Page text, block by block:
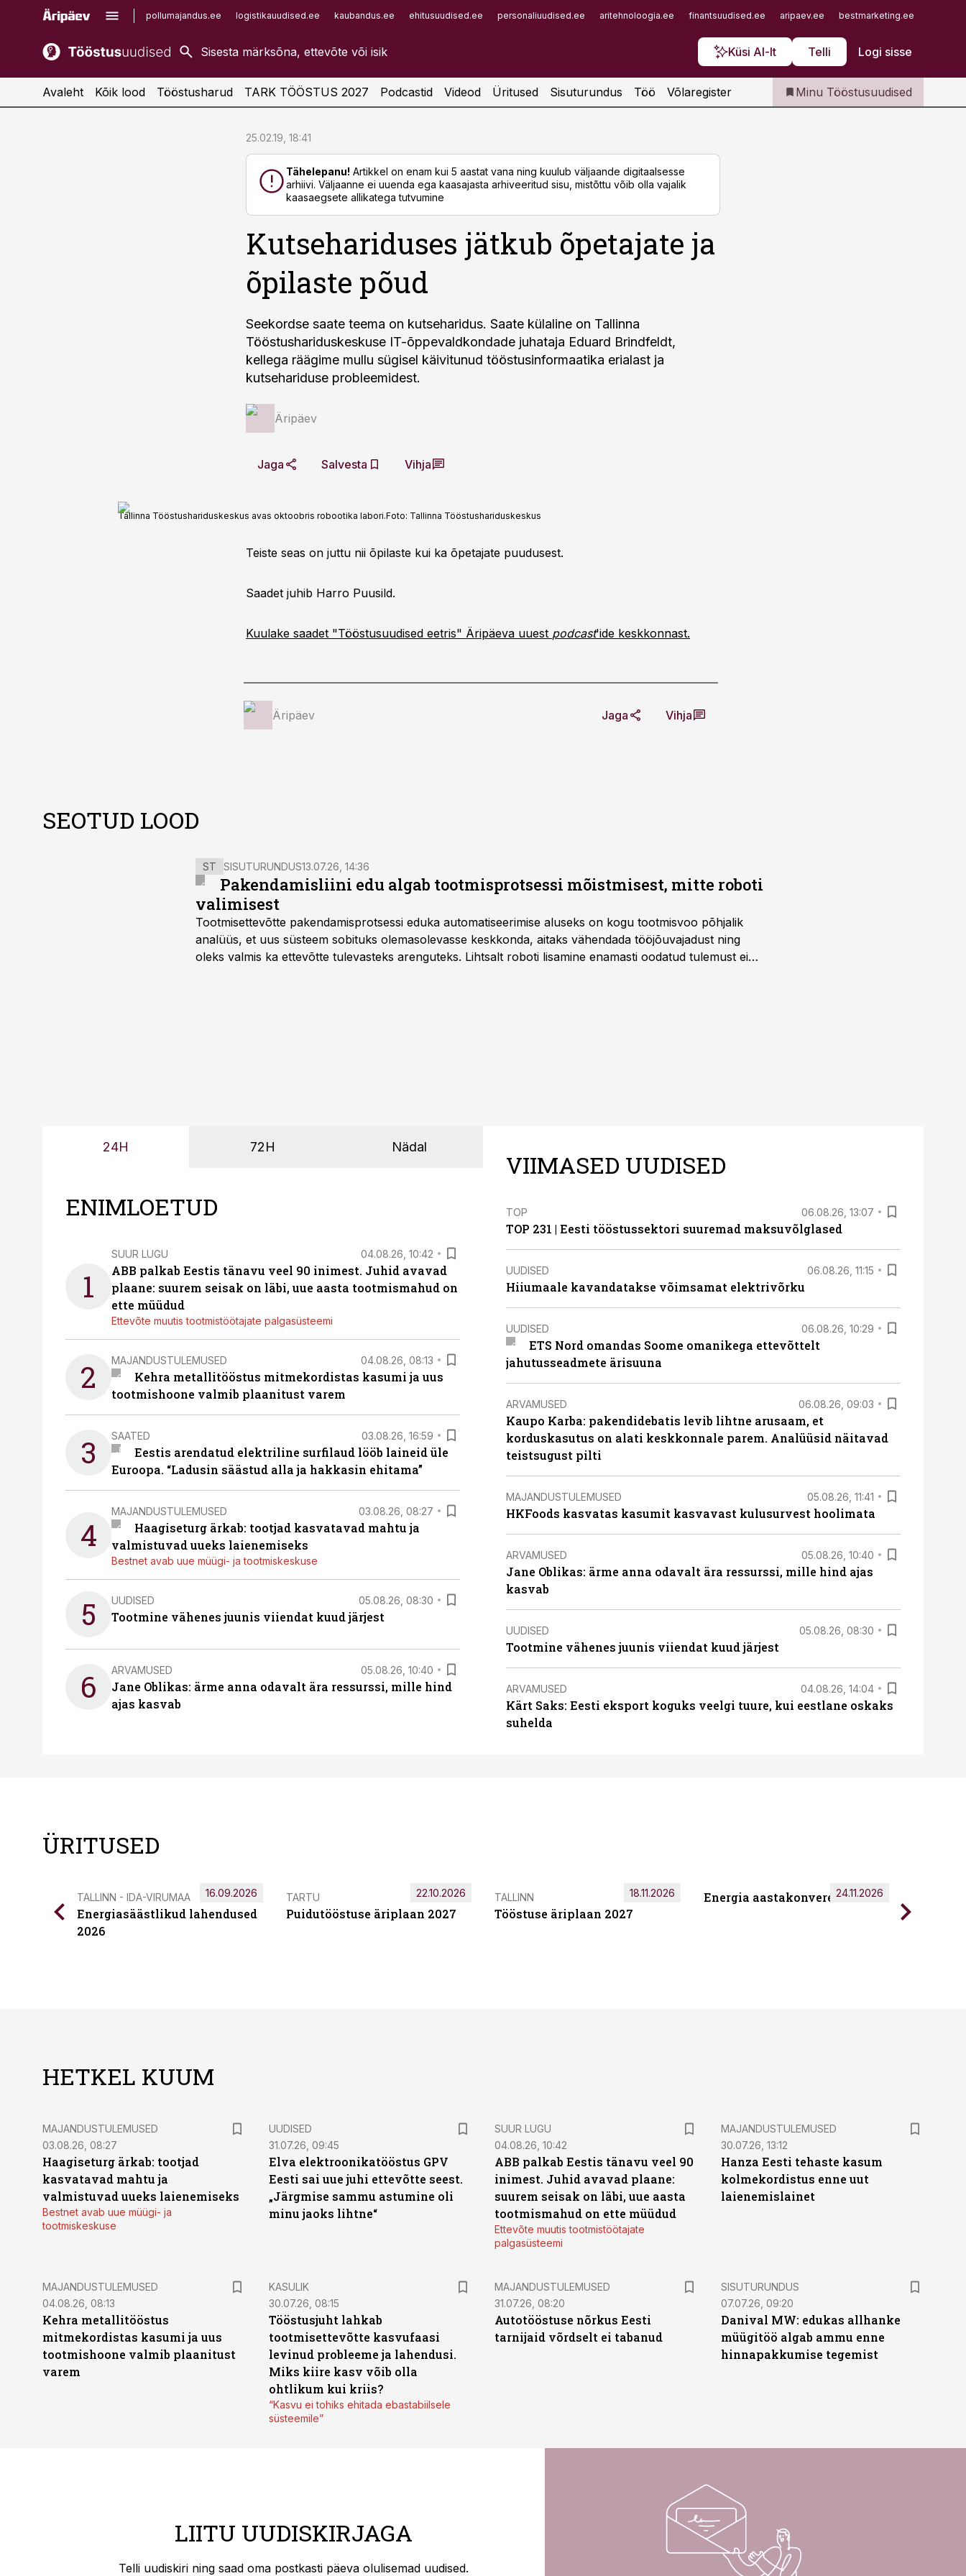
pollumajandus.ee logistikauudised.ee kaubandus.ee ehitusuudised.ee personaliuudised.ee aritehnoloogia.ee finantsuudised.ee aripaev.ee bestmarketing.ee
Küsi AI-lt Telli Logi sisse
kaubandus.ee
kinnisvarauudised.ee
imelineajalugu.ee
Infopank
Iseteenindus
Telli Tööstusuudised
Avaleht Kõik lood Tööstusharud TARK TÖÖSTUS 2027 Podcastid Videod Üritused Sisuturundus Töö Võlaregister Minu Tööstusuudised
25.02.19, 18:41
Tähelepanu! Artikkel on enam kui 5 aastat vana ning kuulub väljaande digitaalsesse
arhiivi. Väljaanne ei uuenda ega kaasajasta arhiveeritud sisu, mistõttu võib olla vajalik
kaasaegsete allikatega tutvumine
Kutsehariduses jätkub õpetajate ja
õpilaste põud
Seekordse saate teema on kutseharidus. Saate külaline on Tallinna
Tööstushariduskeskuse IT-õppevaldkondade juhataja Eduard Brindfeldt,
kellega räägime mullu sügisel käivitunud tööstusinformaatika erialast ja
kutsehariduse probleemidest.
Äripäev
Jaga Salvesta Vihja
Tallinna Tööstushariduskeskus avas oktoobris robootika labori.Foto: Tallinna Tööstushariduskeskus
Teiste seas on juttu nii õpilaste kui ka õpetajate puudusest.
Saadet juhib Harro Puusild.
Kuulake saadet "Tööstusuudised eetris" Äripäeva uuest podcast'ide keskkonnast.
Äripäev Jaga Vihja
SEOTUD LOOD
ST SISUTURUNDUS13.07.26, 14:36
Pakendamisliini edu algab tootmisprotsessi mõistmisest, mitte roboti
valimisest
Tootmisettevõtte pakendamisprotsessi eduka automatiseerimise aluseks on kogu tootmisvoo põhjalik
analüüs, et uus süsteem sobituks olemasolevasse keskkonda, aitaks vähendada tööjõuvajadust ning
oleks valmis ka ettevõtte tulevasteks arenguteks. Lihtsalt roboti lisamine enamasti oodatud tulemust ei
24H 72H Nädal
ENIMLOETUD
1
SUUR LUGU 04.08.26, 10:42
ABB palkab Eestis tänavu veel 90 inimest. Juhid avavad
plaane: suurem seisak on läbi, uue aasta tootmismahud on
ette müüdud
Ettevõte muutis tootmistöötajate palgasüsteemi
2 MAJANDUSTULEMUSED 04.08.26, 08:13
Kehra metallitööstus mitmekordistas kasumi ja uus
tootmishoone valmib plaanitust varem
3 SAATED 03.08.26, 16:59
Eestis arendatud elektriline surfilaud lööb laineid üle
Euroopa. “Ladusin säästud alla ja hakkasin ehitama”
4
MAJANDUSTULEMUSED 03.08.26, 08:27
Haagiseturg ärkab: tootjad kasvatavad mahtu ja
valmistuvad uueks laienemiseks
Bestnet avab uue müügi- ja tootmiskeskuse
5 UUDISED 05.08.26, 08:30
Tootmine vähenes juunis viiendat kuud järjest
6 ARVAMUSED 05.08.26, 10:40
Jane Oblikas: ärme anna odavalt ära ressurssi, mille hind
ajas kasvab
VIIMASED UUDISED
TOP 06.08.26, 13:07
TOP 231 | Eesti tööstussektori suuremad maksuvõlglased
UUDISED 06.08.26, 11:15
Hiiumaale kavandatakse võimsamat elektrivõrku
UUDISED 06.08.26, 10:29
ETS Nord omandas Soome omanikega ettevõttelt
jahutusseadmete ärisuuna
ARVAMUSED 06.08.26, 09:03
Kaupo Karba: pakendidebatis levib lihtne arusaam, et
korduskasutus on alati keskkonnale parem. Analüüsid näitavad
teistsugust pilti
MAJANDUSTULEMUSED 05.08.26, 11:41
HKFoods kasvatas kasumit kasvavast kulusurvest hoolimata
ARVAMUSED 05.08.26, 10:40
Jane Oblikas: ärme anna odavalt ära ressurssi, mille hind ajas
kasvab
UUDISED 05.08.26, 08:30
Tootmine vähenes juunis viiendat kuud järjest
ARVAMUSED 04.08.26, 14:04
Kärt Saks: Eesti eksport koguks veelgi tuure, kui eestlane oskaks
suhelda
ÜRITUSED
TALLINN - IDA-VIRUMAA
Energiasäästlikud lahendused
2026
16.09.2026 TARTU
Puidutööstuse äriplaan 2027
22.10.2026 TALLINN
Tööstuse äriplaan 2027
18.11.2026 Energia aastakonverents 2026
24.11.2026
HETKEL KUUM
MAJANDUSTULEMUSED
03.08.26, 08:27
Haagiseturg ärkab: tootjad
kasvatavad mahtu ja
valmistuvad uueks laienemiseks
Bestnet avab uue müügi- ja
tootmiskeskuse
UUDISED
31.07.26, 09:45
Elva elektroonikatööstus GPV
Eesti sai uue juhi ettevõtte seest.
„Järgmise sammu astumine oli
minu jaoks lihtne“
SUUR LUGU
04.08.26, 10:42
ABB palkab Eestis tänavu veel 90
inimest. Juhid avavad plaane:
suurem seisak on läbi, uue aasta
tootmismahud on ette müüdud
Ettevõte muutis tootmistöötajate
palgasüsteemi
MAJANDUSTULEMUSED
30.07.26, 13:12
Hanza Eesti tehaste kasum
kolmekordistus enne uut
laienemislainet
MAJANDUSTULEMUSED
04.08.26, 08:13
Kehra metallitööstus
mitmekordistas kasumi ja uus
tootmishoone valmib plaanitust
varem
KASULIK
30.07.26, 08:15
Tööstusjuht lahkab
tootmisettevõtte kasvufaasi
levinud probleeme ja lahendusi.
Miks kiire kasv võib olla
ohtlikum kui kriis?
“Kasvu ei tohiks ehitada ebastabiilsele
süsteemile”
MAJANDUSTULEMUSED
31.07.26, 08:20
Autotööstuse nõrkus Eesti
tarnijaid võrdselt ei tabanud
ST
SISUTURUNDUS
07.07.26, 09:20
Danival MW: edukas allhanke
müügitöö algab ammu enne
hinnapakkumise tegemist
LIITU UUDISKIRJAGA
Telli uudiskiri ning saad oma postkasti päeva olulisemad uudised.